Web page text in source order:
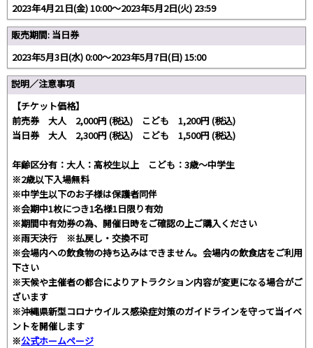
2023年4月21日(金) 10:00～2023年5月2日(火) 23:59
販売期間: 当日券
2023年5月3日(水) 0:00～2023年5月7日(日) 15:00
説明／注意事項
【チケット価格】
前売券 大人 2,000円 (税込) こども 1,200円 (税込)
当日券 大人 2,300円 (税込) こども 1,500円 (税込)
年齢区分有：大人：高校生以上 こども：3歳～中学生
※2歳以下入場無料
※中学生以下のお子様は保護者同伴
※会期中1枚につき1名様1日限り有効
※期間中有効券の為、開催日時をご確認の上ご購入ください
※雨天決行 ※払戻し・交換不可
※会場内への飲食物の持ち込みはできません。会場内の飲食店をご利用
下さい
※天候や主催者の都合によりアトラクション内容が変更になる場合がご
ざいます
※沖縄県新型コロナウイルス感染症対策のガイドラインを守って当イベ
ントを開催します
※公式ホームページ